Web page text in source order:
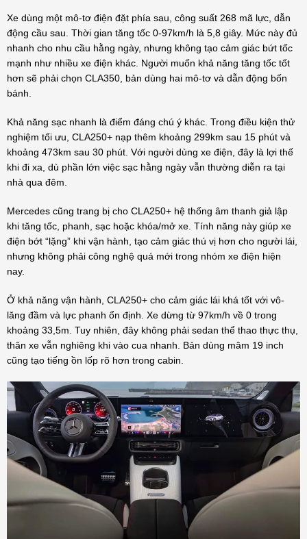
Xe dùng một mô-tơ điện đặt phía sau, công suất 268 mã lực, dẫn
động cầu sau. Thời gian tăng tốc 0-97km/h là 5,8 giây. Mức này đủ
nhanh cho nhu cầu hằng ngày, nhưng không tạo cảm giác bứt tốc
mạnh như nhiều xe điện khác. Người muốn khả năng tăng tốc tốt
hơn sẽ phải chọn CLA350, bản dùng hai mô-tơ và dẫn động bốn
bánh.
Khả năng sạc nhanh là điểm đáng chú ý khác. Trong điều kiện thử
nghiệm tối ưu, CLA250+ nạp thêm khoảng 299km sau 15 phút và
khoảng 473km sau 30 phút. Với người dùng xe điện, đây là lợi thế
khi đi xa, dù phần lớn việc sạc hằng ngày vẫn thường diễn ra tại
nhà qua đêm.
Mercedes cũng trang bị cho CLA250+ hệ thống âm thanh giả lập
khi tăng tốc, phanh, sạc hoặc khóa/mở xe. Tính năng này giúp xe
điện bớt “lặng” khi vận hành, tạo cảm giác thú vị hơn cho người lái,
nhưng không phải công nghệ quá mới trong nhóm xe điện hiện
nay.
Ở khả năng vận hành, CLA250+ cho cảm giác lái khá tốt với vô-
lăng đầm và lực phanh ổn định. Xe dừng từ 97km/h về 0 trong
khoảng 33,5m. Tuy nhiên, đây không phải sedan thể thao thực thụ,
thân xe vẫn nghiêng khi vào cua nhanh. Bản dùng mâm 19 inch
cũng tạo tiếng ồn lốp rõ hơn trong cabin.